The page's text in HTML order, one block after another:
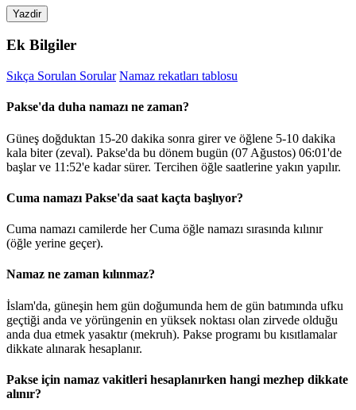
Yazdir
Ek Bilgiler
Sıkça Sorulan Sorular Namaz rekatları tablosu
Pakse'da duha namazı ne zaman?
Güneş doğduktan 15-20 dakika sonra girer ve öğlene 5-10 dakika
kala biter (zeval). Pakse'da bu dönem bugün (07 Ağustos) 06:01'de
başlar ve 11:52'e kadar sürer. Tercihen öğle saatlerine yakın yapılır.
Cuma namazı Pakse'da saat kaçta başlıyor?
Cuma namazı camilerde her Cuma öğle namazı sırasında kılınır
(öğle yerine geçer).
Namaz ne zaman kılınmaz?
İslam'da, güneşin hem gün doğumunda hem de gün batımında ufku
geçtiği anda ve yörüngenin en yüksek noktası olan zirvede olduğu
anda dua etmek yasaktır (mekruh). Pakse programı bu kısıtlamalar
dikkate alınarak hesaplanır.
Pakse için namaz vakitleri hesaplanırken hangi mezhep dikkate
alınır?